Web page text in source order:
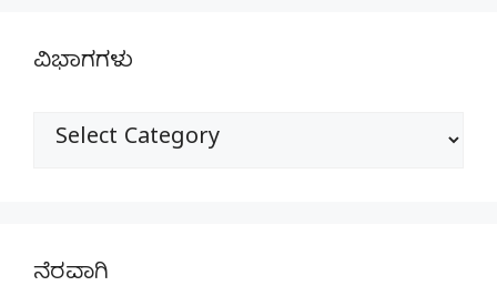
ವಿಭಾಗಗಳು
ವಿಭಾಗಗಳು
ನೆರವಾಗಿ